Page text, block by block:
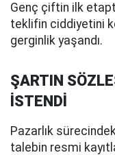
Genç çiftin ilk
teklifin ciddiyetini
gerginlik yaşandı.
ŞARTIN
İSTENDİ
Pazarlık
talebin resmi